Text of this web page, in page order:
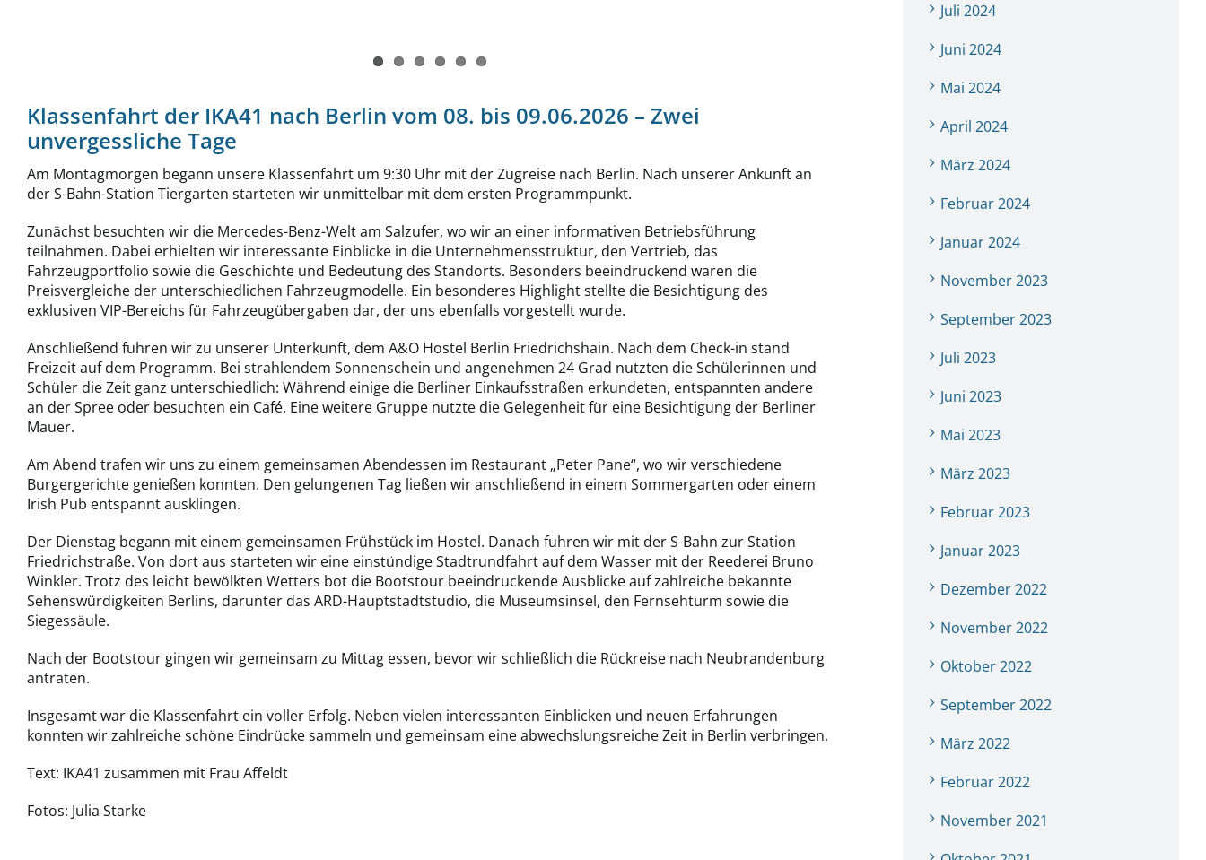
Klassenfahrt der IKA41 nach Berlin vom 08. bis 09.06.2026 – Zwei
unvergessliche Tage
Am Montagmorgen begann unsere Klassenfahrt um 9:30 Uhr mit der Zugreise nach Berlin. Nach unserer Ankunft an
der S-Bahn-Station Tiergarten starteten wir unmittelbar mit dem ersten Programmpunkt.
Zunächst besuchten wir die Mercedes-Benz-Welt am Salzufer, wo wir an einer informativen Betriebsführung
teilnahmen. Dabei erhielten wir interessante Einblicke in die Unternehmensstruktur, den Vertrieb, das
Fahrzeugportfolio sowie die Geschichte und Bedeutung des Standorts. Besonders beeindruckend waren die
Preisvergleiche der unterschiedlichen Fahrzeugmodelle. Ein besonderes Highlight stellte die Besichtigung des
exklusiven VIP-Bereichs für Fahrzeugübergaben dar, der uns ebenfalls vorgestellt wurde.
Anschließend fuhren wir zu unserer Unterkunft, dem A&O Hostel Berlin Friedrichshain. Nach dem Check-in stand
Freizeit auf dem Programm. Bei strahlendem Sonnenschein und angenehmen 24 Grad nutzten die Schülerinnen und
Schüler die Zeit ganz unterschiedlich: Während einige die Berliner Einkaufsstraßen erkundeten, entspannten andere
an der Spree oder besuchten ein Café. Eine weitere Gruppe nutzte die Gelegenheit für eine Besichtigung der Berliner
Mauer.
Am Abend trafen wir uns zu einem gemeinsamen Abendessen im Restaurant „Peter Pane“, wo wir verschiedene
Burgergerichte genießen konnten. Den gelungenen Tag ließen wir anschließend in einem Sommergarten oder einem
Irish Pub entspannt ausklingen.
Der Dienstag begann mit einem gemeinsamen Frühstück im Hostel. Danach fuhren wir mit der S-Bahn zur Station
Friedrichstraße. Von dort aus starteten wir eine einstündige Stadtrundfahrt auf dem Wasser mit der Reederei Bruno
Winkler. Trotz des leicht bewölkten Wetters bot die Bootstour beeindruckende Ausblicke auf zahlreiche bekannte
Sehenswürdigkeiten Berlins, darunter das ARD-Hauptstadtstudio, die Museumsinsel, den Fernsehturm sowie die
Siegessäule.
Nach der Bootstour gingen wir gemeinsam zu Mittag essen, bevor wir schließlich die Rückreise nach Neubrandenburg
antraten.
Insgesamt war die Klassenfahrt ein voller Erfolg. Neben vielen interessanten Einblicken und neuen Erfahrungen
konnten wir zahlreiche schöne Eindrücke sammeln und gemeinsam eine abwechslungsreiche Zeit in Berlin verbringen.
Text: IKA41 zusammen mit Frau Affeldt
Fotos: Julia Starke
Juli 2024
Juni 2024
Mai 2024
April 2024
März 2024
Februar 2024
Januar 2024
November 2023
September 2023
Juli 2023
Juni 2023
Mai 2023
März 2023
Februar 2023
Januar 2023
Dezember 2022
November 2022
Oktober 2022
September 2022
März 2022
Februar 2022
November 2021